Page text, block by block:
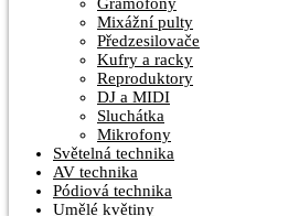
Mixážní pulty
Předzesilovače
Kufry a racky
Reproduktory
DJ a MIDI
Sluchátka
Mikrofony
Světelná technika
AV technika
Pódiová technika
Umělé květiny